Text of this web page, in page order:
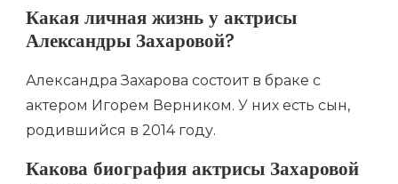
Какая личная жизнь у актрисы
Александры Захаровой?
Александра Захарова состоит в браке с
актером Игорем Верником. У них есть сын,
родившийся в 2014 году.
Какова биография актрисы Захаровой